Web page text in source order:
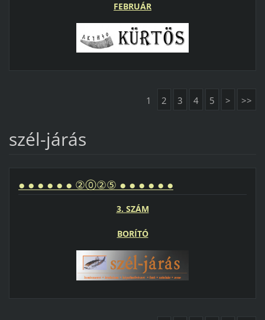
FEBRUÁR
1 2 3 4 5 > >>
szél-járás
● ● ● ● ● ● ②⓪②⑤ ● ● ● ● ● ●
3. SZÁM
BORÍTÓ